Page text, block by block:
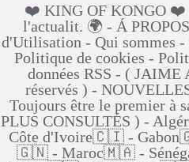
❤️ KING OF KONGO ❤️
l'actualit. 🌍 - Á
d'Utilisation - Qui sommes
Politique de cookies -
données RSS - ( JAIME
réservés ) -
Toujours être le premier à
PLUS CONSULTÉS ) -
Côte d'Ivoire🇨🇮 -
🇬🇳 - Maroc🇲🇦 -